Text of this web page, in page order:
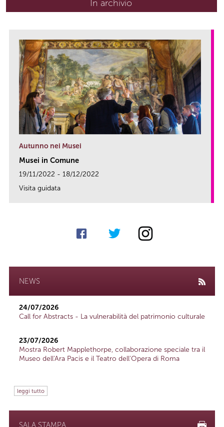
In archivio
Autunno nei Musei
Musei in Comune
19/11/2022 - 18/12/2022
Visita guidata
NEWS
24/07/2026
Call for Abstracts - La vulnerabilità del patrimonio culturale
23/07/2026
Mostra Robert Mapplethorpe, collaborazione speciale tra il
Museo dell'Ara Pacis e il Teatro dell'Opera di Roma
leggi tutto
SALA STAMPA